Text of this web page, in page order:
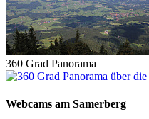
360 Grad Panorama
Webcams am Samerberg